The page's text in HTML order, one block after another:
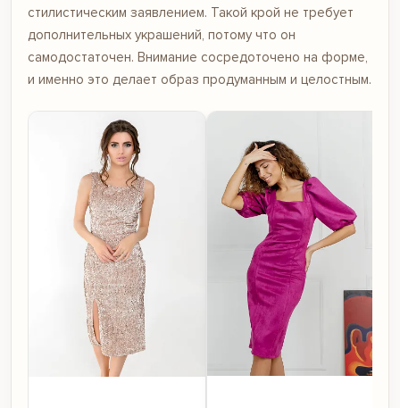
стилистическим заявлением. Такой крой не требует
дополнительных украшений, потому что он
самодостаточен. Внимание сосредоточено на форме,
и именно это делает образ продуманным и целостным.